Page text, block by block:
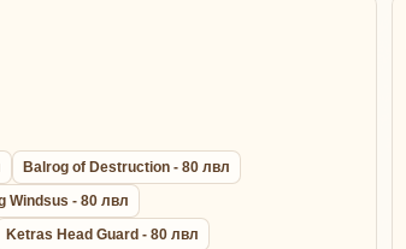
Balrog of Destruction - 80 лвл
Windsus - 80 лвл
Ketras Head Guard - 80 лвл